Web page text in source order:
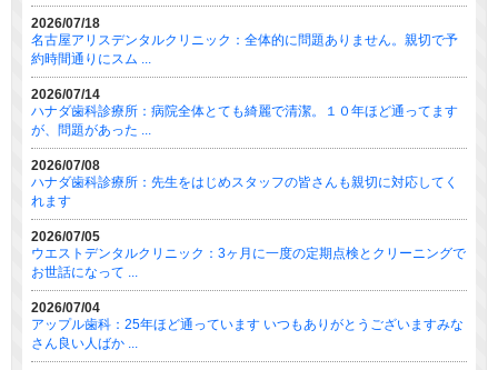
2026/07/18
名古屋アリスデンタルクリニック：全体的に問題ありません。親切で予
約時間通りにスム ...
2026/07/14
ハナダ歯科診療所：病院全体とても綺麗で清潔。１０年ほど通ってます
が、問題があった ...
2026/07/08
ハナダ歯科診療所：先生をはじめスタッフの皆さんも親切に対応してく
れます
2026/07/05
ウエストデンタルクリニック：3ヶ月に一度の定期点検とクリーニングで
お世話になって ...
2026/07/04
アップル歯科：25年ほど通っています いつもありがとうございますみな
さん良い人ばか ...